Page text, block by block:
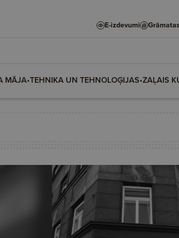
E-izdevumi
MĀJA•TEHNIKA UN TEHNOLOĢIJAS•ZAĻAIS